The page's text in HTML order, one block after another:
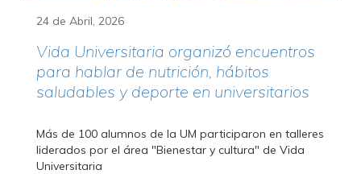
24 de Abril, 2026
Vida Universitaria organizó encuentros
para hablar de nutrición, hábitos
saludables y deporte en universitarios
Más de 100 alumnos de la UM participaron en talleres
liderados por el área "Bienestar y cultura" de Vida
Universitaria